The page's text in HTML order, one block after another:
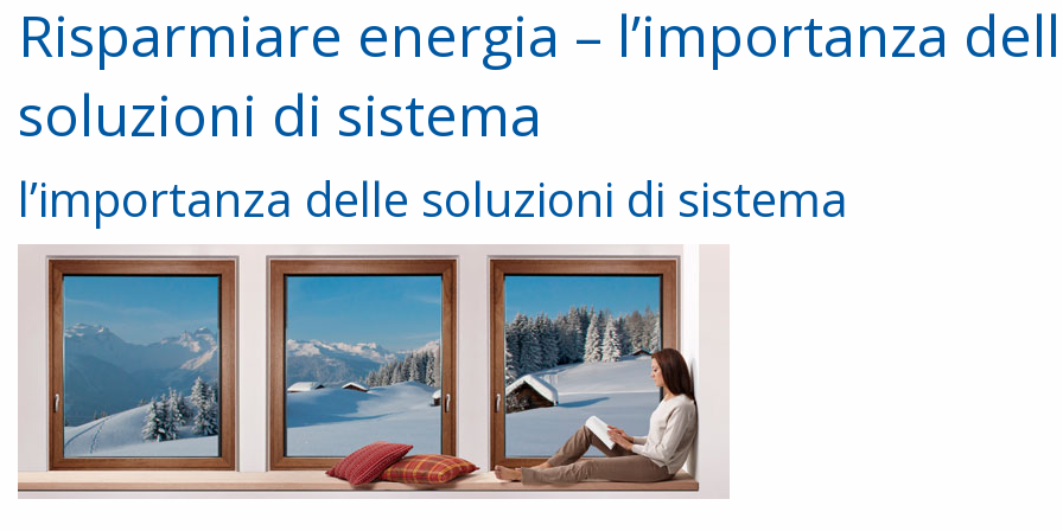
Risparmiare energia – l’importanza
soluzioni di sistema
l’importanza delle soluzioni di sistema